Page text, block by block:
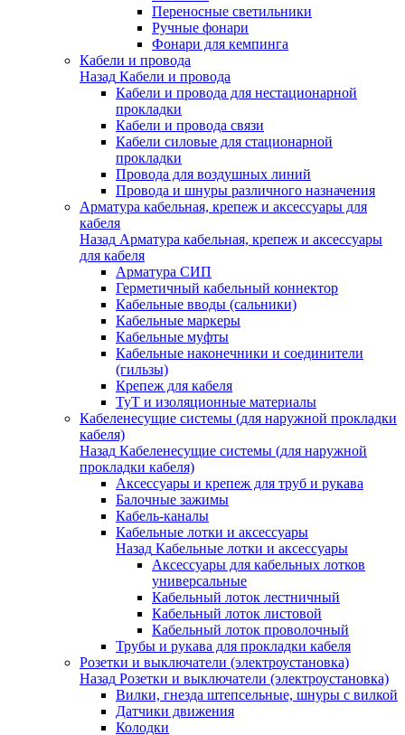
Переносные светильники
Ручные фонари
Фонари для кемпинга
Кабели и провода
Назад Кабели и провода
Кабели и провода для нестационарной
прокладки
Кабели и провода связи
Кабели силовые для стационарной
прокладки
Провода для воздушных линий
Провода и шнуры различного назначения
Арматура кабельная, крепеж и аксессуары для
кабеля
Назад Арматура кабельная, крепеж и аксессуары
для кабеля
Арматура СИП
Герметичный кабельный коннектор
Кабельные вводы (сальники)
Кабельные маркеры
Кабельные муфты
Кабельные наконечники и соединители
(гильзы)
Крепеж для кабеля
ТуТ и изоляционные материалы
Кабеленесущие системы (для наружной прокладки
кабеля)
Назад Кабеленесущие системы (для наружной
прокладки кабеля)
Аксессуары и крепеж для труб и рукава
Балочные зажимы
Кабель-каналы
Кабельные лотки и аксессуары
Назад Кабельные лотки и аксессуары
Аксессуары для кабельных лотков
универсальные
Кабельный лоток лестничный
Кабельный лоток листовой
Кабельный лоток проволочный
Трубы и рукава для прокладки кабеля
Розетки и выключатели (электроустановка)
Назад Розетки и выключатели (электроустановка)
Вилки, гнезда штепсельные, шнуры с вилкой
Датчики движения
Колодки